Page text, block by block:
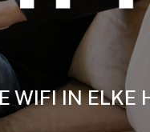
WIFI IN ELKE